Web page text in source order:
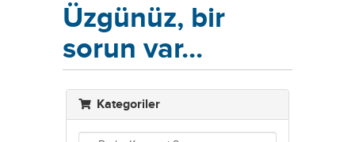
Üzgünüz, bir
sorun var...
Kategoriler